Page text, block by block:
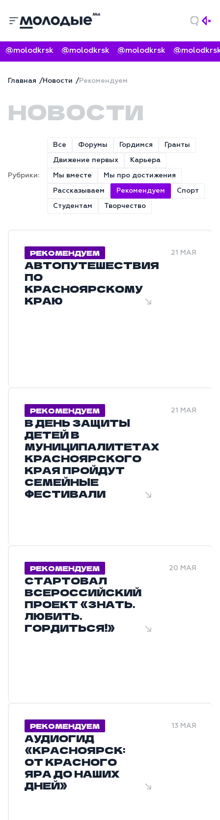
@molodkrsk @molodkrsk @molodkrsk @molodkrsk
Главная Новости Рекомендуем
НОВОСТИ
Рубрики:
Все Форумы Гордимся Гранты
Движение первых Карьера
Мы вместе Мы про достижения
Рассказываем Рекомендуем Спорт
Студентам Творчество
РЕКОМЕНДУЕМ 21 МАЯ
АВТОПУТЕШЕСТВИЯ
ПО
КРАСНОЯРСКОМУ
КРАЮ
РЕКОМЕНДУЕМ 21 МАЯ
В ДЕНЬ ЗАЩИТЫ
ДЕТЕЙ В
МУНИЦИПАЛИТЕТАХ
КРАСНОЯРСКОГО
КРАЯ ПРОЙДУТ
СЕМЕЙНЫЕ
ФЕСТИВАЛИ
РЕКОМЕНДУЕМ 20 МАЯ
СТАРТОВАЛ
ВСЕРОССИЙСКИЙ
ПРОЕКТ «ЗНАТЬ.
ЛЮБИТЬ.
ГОРДИТЬСЯ!»
РЕКОМЕНДУЕМ 13 МАЯ
АУДИОГИД
«КРАСНОЯРСК:
ОТ КРАСНОГО
ЯРА ДО НАШИХ
ДНЕЙ»